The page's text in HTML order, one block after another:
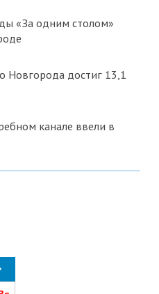
«За одним столом»
Новгорода достиг 13,1
канале ввели в